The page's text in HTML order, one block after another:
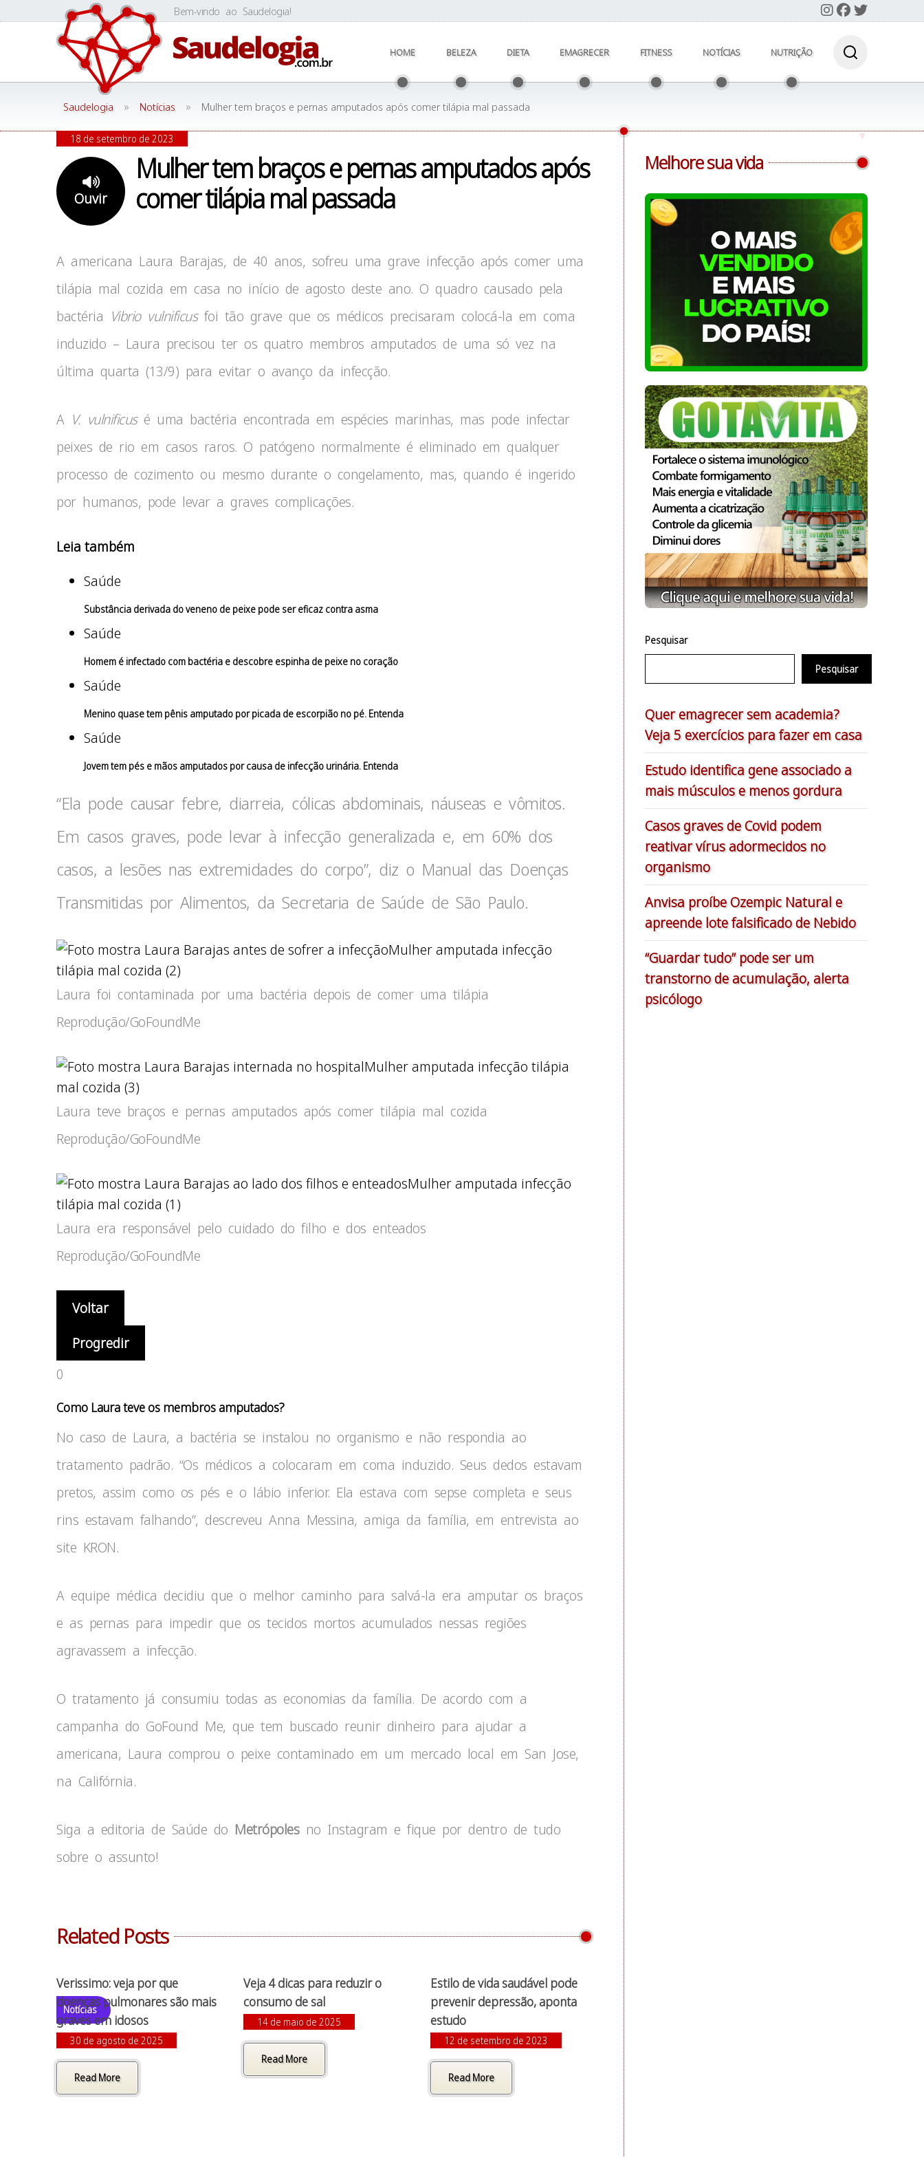
Bem-vindo ao Saudelogia!
HOME BELEZA DIETA EMAGRECER FITNESS NOTÍCIAS NUTRIÇÃO
Saudelogia » Notícias » Mulher tem braços e pernas amputados após comer tilápia mal passada
Mulher tem braços e pernas amputados após
comer tilápia mal passada
Ouvir
18 de setembro de 2023
A americana Laura Barajas, de 40 anos, sofreu uma grave infecção após comer uma
tilápia mal cozida em casa no início de agosto deste ano. O quadro causado pela
bactéria Vibrio vulnificusfoi tão grave que os médicos precisaram colocá-la em coma
induzido – Laura precisou ter os quatro membros amputados de uma só vez na
última quarta (13/9) para evitar o avanço da infecção.
A V. vulnificusé uma bactéria encontrada em espécies marinhas, mas pode infectar
peixes de rio em casos raros. O patógeno normalmente é eliminado em qualquer
processo de cozimento ou mesmo durante o congelamento, mas, quando é ingerido
por humanos, pode levar a graves complicações.
Leia também
Saúde
Substância derivada do veneno de peixe pode ser eficaz contra asma
Saúde
Homem é infectado com bactéria e descobre espinha de peixe no coração
Saúde
Menino quase tem pênis amputado por picada de escorpião no pé. Entenda
Saúde
Jovem tem pés e mãos amputados por causa de infecção urinária. Entenda
“Ela pode causar febre, diarreia, cólicas abdominais, náuseas e vômitos.
Em casos graves, pode levar à infecção generalizada e, em 60% dos
casos, a lesões nas extremidades do corpo”, diz o Manual das Doenças
Transmitidas por Alimentos, da Secretaria de Saúde de São Paulo.
Mulher amputada infecção
tilápia mal cozida (2)
Laura foi contaminada por uma bactéria depois de comer uma tilápia
Reprodução/GoFoundMe
Mulher amputada infecção tilápia
mal cozida (3)
Laura teve braços e pernas amputados após comer tilápia mal cozida
Reprodução/GoFoundMe
Mulher amputada infecção
tilápia mal cozida (1)
Laura era responsável pelo cuidado do filho e dos enteados
Reprodução/GoFoundMe
Voltar
Progredir
0
Como Laura teve os membros amputados?
No caso de Laura, a bactéria se instalou no organismo e não respondia ao
tratamento padrão. “Os médicos a colocaram em coma induzido. Seus dedos estavam
pretos, assim como os pés e o lábio inferior. Ela estava com sepse completa e seus
rins estavam falhando”, descreveu Anna Messina, amiga da família, em entrevista ao
site KRON.
A equipe médica decidiu que o melhor caminho para salvá-la era amputar os braços
e as pernas para impedir que os tecidos mortos acumulados nessas regiões
agravassem a infecção.
O tratamento já consumiu todas as economias da família. De acordo com a
campanha do GoFound Me, que tem buscado reunir dinheiro para ajudar a
americana, Laura comprou o peixe contaminado em um mercado local em San Jose,
na Califórnia.
Siga a editoria de Saúde do Metrópolesno Instagram e fique por dentro de tudo
sobre o assunto!
Related Posts
Notícias
Verissimo: veja por que
doenças pulmonares são mais
graves em idosos
30 de agosto de 2025
Read More
Veja 4 dicas para reduzir o
consumo de sal
14 de maio de 2025
Read More
Estilo de vida saudável pode
prevenir depressão, aponta
estudo
12 de setembro de 2023
Read More
Melhore sua vida
Pesquisar
Pesquisar
Quer emagrecer sem academia?
Veja 5 exercícios para fazer em casa
Estudo identifica gene associado a
mais músculos e menos gordura
Casos graves de Covid podem
reativar vírus adormecidos no
organismo
Anvisa proíbe Ozempic Natural e
apreende lote falsificado de Nebido
“Guardar tudo” pode ser um
transtorno de acumulação, alerta
psicólogo